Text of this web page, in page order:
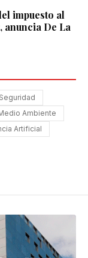
impuesto al
De La
Seguridad
Ambiente
Artificial